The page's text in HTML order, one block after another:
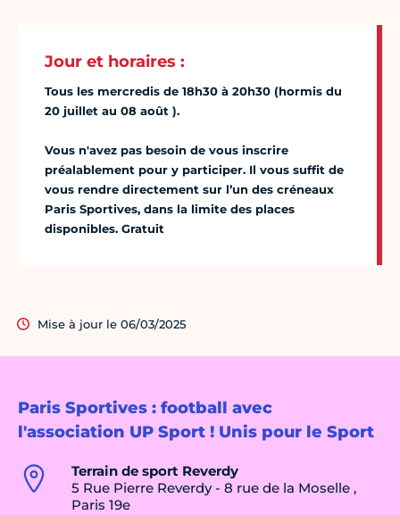
Paris Sportives : football avec
l'association UP Sport ! Unis pour le Sport
Terrain de sport Reverdy
5 Rue Pierre Reverdy - 8 rue de la Moselle ,
Paris 19e
Jour et horaires :
Tous les mercredis de 18h30 à 20h30 (hormis du
20 juillet au 08 août ).
Vous n'avez pas besoin de vous inscrire
préalablement pour y participer. Il vous suffit de
vous rendre directement sur l’un des créneaux
Paris Sportives, dans la limite des places
disponibles. Gratuit
Mise à jour le 06/03/2025